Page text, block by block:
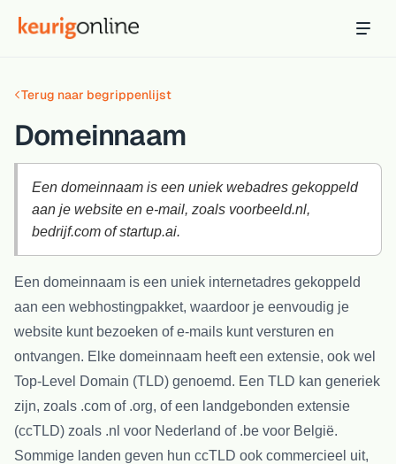
Hosting
Hosting & servers
Domeinnaam
Registreer je domein
Ondersteuning
Ontdek
Blog & tools
Webmail
Terug naar begrippenlijst
Domeinnaam
Een domeinnaam is een uniek webadres gekoppeld
aan je website en e-mail, zoals voorbeeld.nl,
bedrijf.com of startup.ai.
Een domeinnaam is een uniek internetadres gekoppeld
aan een webhostingpakket, waardoor je eenvoudig je
website kunt bezoeken of e-mails kunt versturen en
ontvangen. Elke domeinnaam heeft een extensie, ook wel
Top-Level Domain (TLD) genoemd. Een TLD kan generiek
zijn, zoals .com of .org, of een landgebonden extensie
(ccTLD) zoals .nl voor Nederland of .be voor België.
Sommige landen geven hun ccTLD ook commercieel uit,